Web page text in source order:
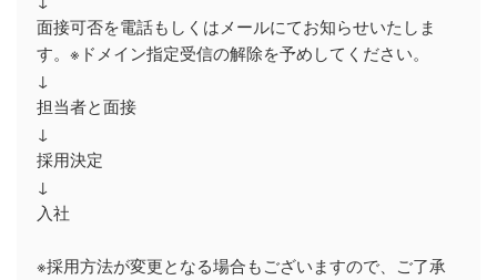
面接可否を電話もしくはメールにてお知らせいたしま
す。※ドメイン指定受信の解除を予めしてください。
↓
担当者と面接
↓
採用決定
↓
入社
※採用方法が変更となる場合もございますので、ご了承